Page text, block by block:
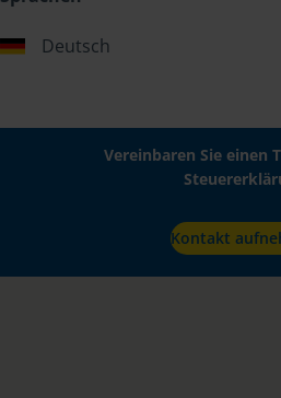
Deutsch
Vereinbaren Sie einen
Kontakt